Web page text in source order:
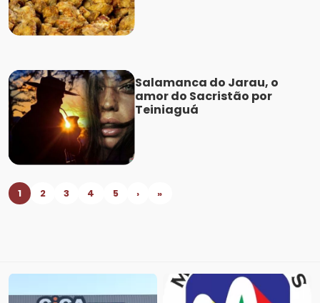
Salamanca do Jarau, o
amor do Sacristão por
Teiniaguá
1 2 3 4 5 › »